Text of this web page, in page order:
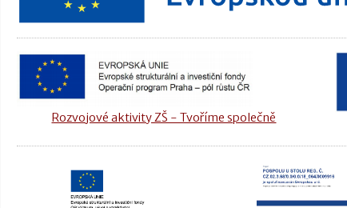
Rozvojové aktivity ZŠ - Tvoříme společně